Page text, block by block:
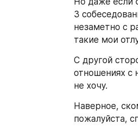
3
незаметно с
такие мои
С другой
отношениях с
не хочу.
Наверное,
пожалуйста,